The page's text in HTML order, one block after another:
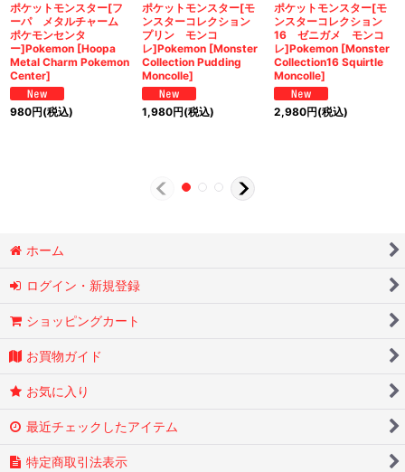
ポケットモンスター[フ
ーパ メタルチャーム
ポケモンセンタ
ー]Pokemon [Hoopa
Metal Charm Pokemon
Center]
980円(税込)
ポケットモンスター[モ
ンスターコレクション
プリン モンコ
レ]Pokemon [Monster
Collection Pudding
Moncolle]
1,980円(税込)
ポケットモンスター[モ
ンスターコレクション
16 ゼニガメ モンコ
レ]Pokemon [Monster
Collection16 Squirtle
Moncolle]
2,980円(税込)
ホーム
ログイン・新規登録
ショッピングカート
お買物ガイド
お気に入り
最近チェックしたアイテム
特定商取引法表示